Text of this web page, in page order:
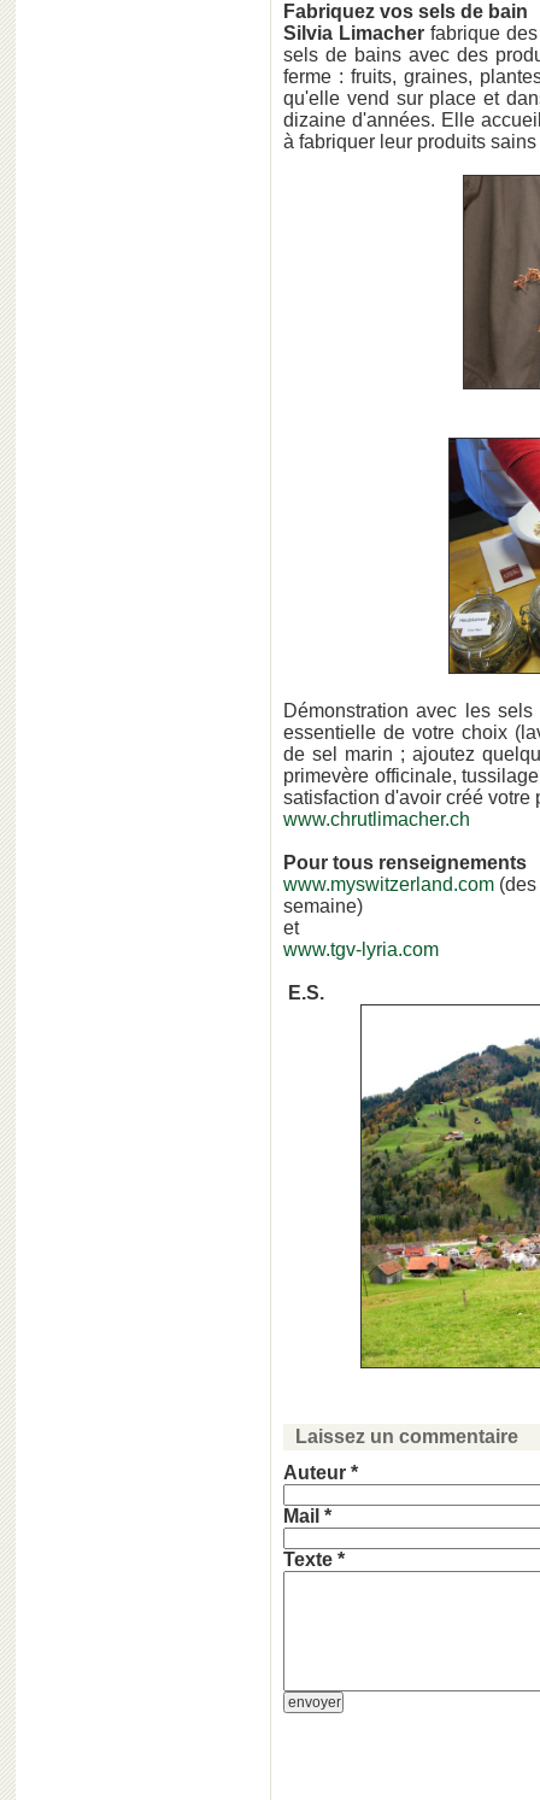
Fabriquez vos sels de bain
Silvia Limacher fabrique
sels de bains avec des
ferme : fruits, graines,
qu'elle vend sur place et
dizaine d'années. Elle
à fabriquer leur produits
Démonstration avec les
essentielle de votre choix
de sel marin ; ajoutez
primevère officinale,
satisfaction d'avoir créé votre
www.chrutlimacher.ch
Pour tous renseignements
www.myswitzerland.com
semaine)
et
www.tgv-lyria.com
E.S.
Laissez un commentaire
Auteur *
Mail *
Texte *